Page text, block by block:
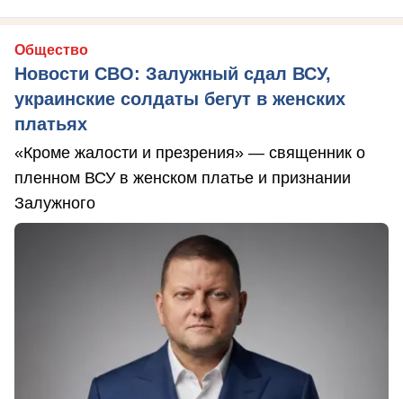
Общество
Новости СВО: Залужный сдал ВСУ,
украинские солдаты бегут в женских
платьях
«Кроме жалости и презрения» — священник о
пленном ВСУ в женском платье и признании
Залужного